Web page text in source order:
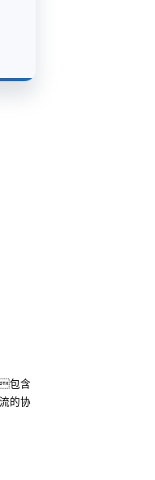
包含
的协